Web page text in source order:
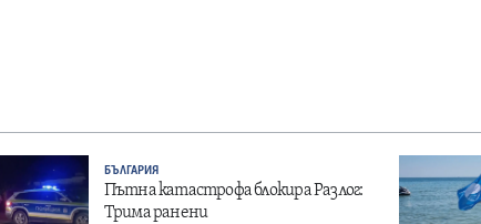
БЪЛГАРИЯ
Пътна катастрофа блокира Разлог:
Трима ранени